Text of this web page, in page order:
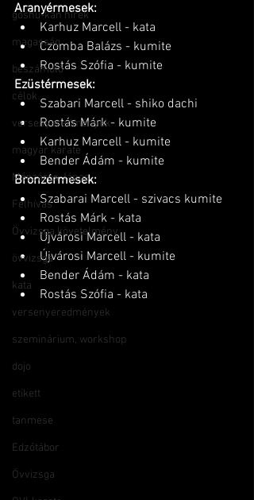
goshu-kan hírek
magasság
beszámoló
célok
versenyeredmények
magyar karate
Mészáros János
Felhívás
Övvizsga követelmény
övvizsga
kata
versenyeredmények
szeminárium, workshop
dojo
etikett
tanmese
Edzőtábor
Övvizsga
Aranyérmesek:
Karhuz Marcell - kata
Czomba Balázs - kumite
Rostás Szófia - kumite
Ezüstérmesek:
Szabari Marcell - shiko dachi
Rostás Márk - kumite
Karhuz Marcell - kumite
Bender Ádám - kumite
Bronzérmesek:
Szabarai Marcell - szivacs kumite
Rostás Márk - kata
Újvárosi Marcell - kata
Újvárosi Marcell - kumite
Bender Ádám - kata
Rostás Szófia - kata